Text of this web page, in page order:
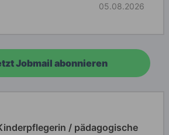
05.08.2026
Jobmail abonnieren
/ pädagogische